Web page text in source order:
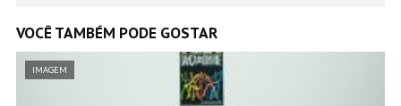
VOCÊ TAMBÉM PODE GOSTAR
IMAGEM